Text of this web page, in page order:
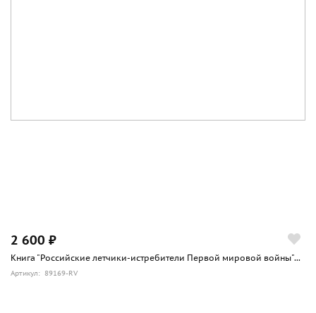
2 600 ₽
Книга "Российские летчики-истребители Первой мировой войны"...
Артикул: 89169-RV